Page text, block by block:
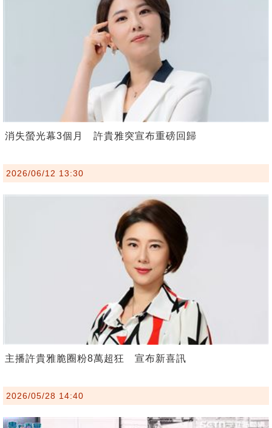
消失螢光幕3個月 許貴雅突宣布重磅回歸
2026/06/12 13:30
主播許貴雅脆圈粉8萬超狂 宣布新喜訊
2026/05/28 14:40